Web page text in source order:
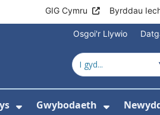
GIG Cymru Byrddau
Osgoi'r Llywio
Gwybodaeth